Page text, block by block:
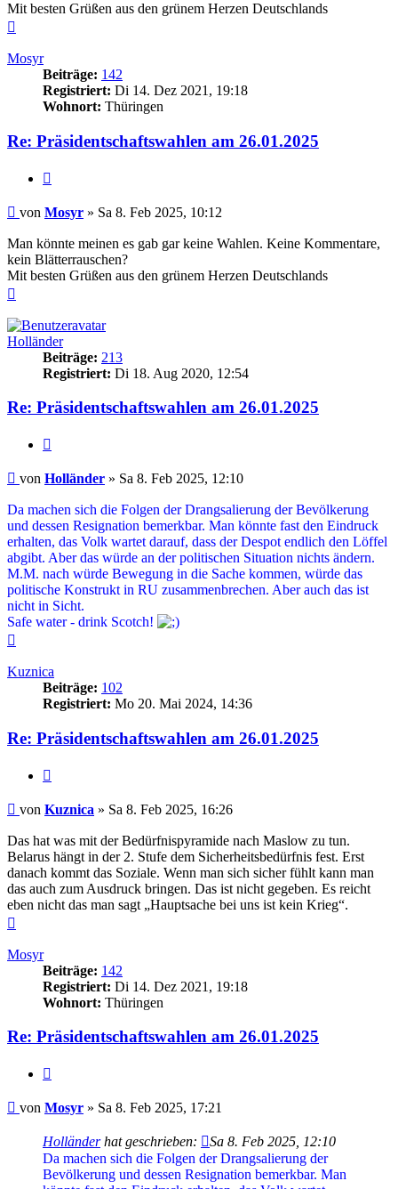
Mit besten Grüßen aus den grünem Herzen Deutschlands
Mosyr
Beiträge: 142
Registriert: Di 14. Dez 2021, 19:18
Wohnort: Thüringen
Re: Präsidentschaftswahlen am 26.01.2025
Beitrag
von Mosyr » Sa 8. Feb 2025, 10:12
Man könnte meinen es gab gar keine Wahlen. Keine Kommentare,
kein Blätterrauschen?
Mit besten Grüßen aus den grünem Herzen Deutschlands
Holländer
Beiträge: 213
Registriert: Di 18. Aug 2020, 12:54
Re: Präsidentschaftswahlen am 26.01.2025
Beitrag
von Holländer » Sa 8. Feb 2025, 12:10
Da machen sich die Folgen der Drangsalierung der Bevölkerung
und dessen Resignation bemerkbar. Man könnte fast den Eindruck
erhalten, das Volk wartet darauf, dass der Despot endlich den Löffel
abgibt. Aber das würde an der politischen Situation nichts ändern.
M.M. nach würde Bewegung in die Sache kommen, würde das
politische Konstrukt in RU zusammenbrechen. Aber auch das ist
nicht in Sicht.
Safe water - drink Scotch!
Kuznica
Beiträge: 102
Registriert: Mo 20. Mai 2024, 14:36
Re: Präsidentschaftswahlen am 26.01.2025
Beitrag
von Kuznica » Sa 8. Feb 2025, 16:26
Das hat was mit der Bedürfnispyramide nach Maslow zu tun.
Belarus hängt in der 2. Stufe dem Sicherheitsbedürfnis fest. Erst
danach kommt das Soziale. Wenn man sich sicher fühlt kann man
das auch zum Ausdruck bringen. Das ist nicht gegeben. Es reicht
eben nicht das man sagt „Hauptsache bei uns ist kein Krieg“.
Mosyr
Beiträge: 142
Registriert: Di 14. Dez 2021, 19:18
Wohnort: Thüringen
Re: Präsidentschaftswahlen am 26.01.2025
Beitrag
von Mosyr » Sa 8. Feb 2025, 17:21
Holländerhat geschrieben:
Sa 8. Feb 2025, 12:10
Da machen sich die Folgen der Drangsalierung der
Bevölkerung und dessen Resignation bemerkbar. Man